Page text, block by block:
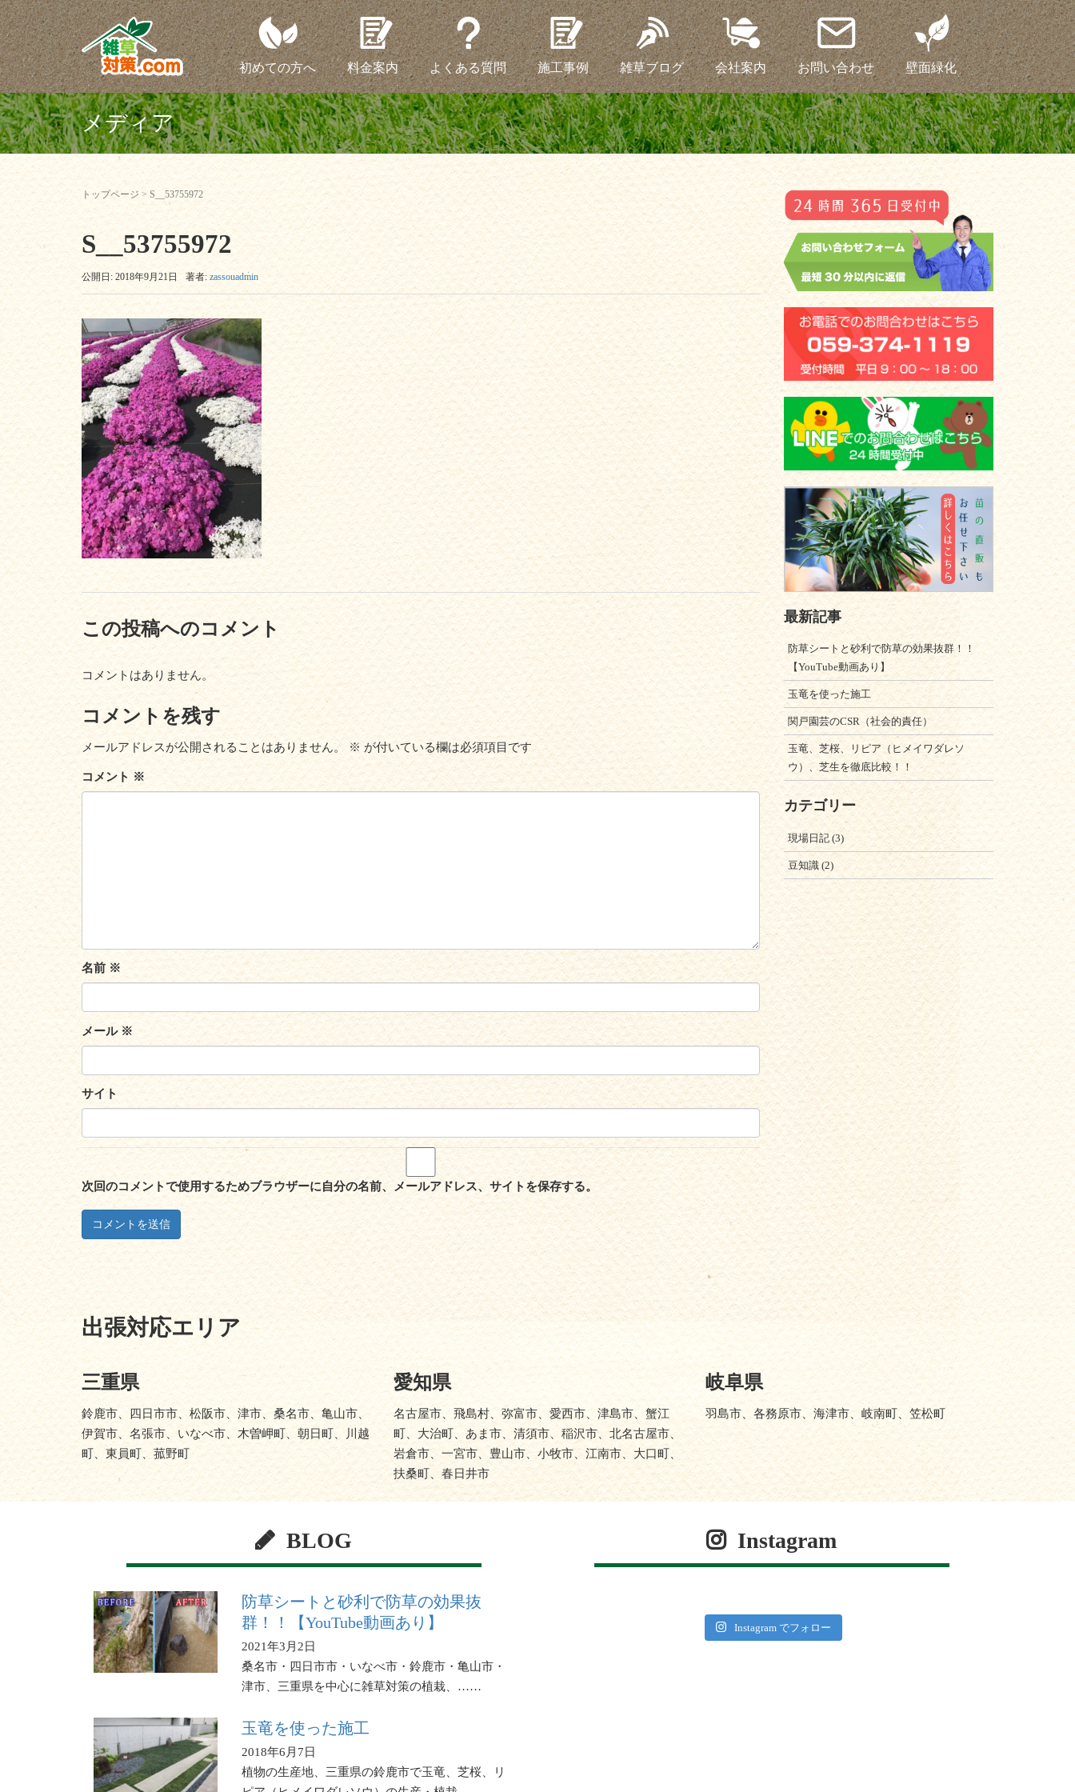
初めての方へ 料金案内 よくある質問 施工事例 雑草ブログ 会社案内 お問い合わせ 壁面緑化
メディア
トップページ > S__53755972
S__53755972
公開日: 2018年9月21日 著者: zassouadmin
この投稿へのコメント
コメントはありません。
コメントを残す
メールアドレスが公開されることはありません。 ※ が付いている欄は必須項目です
コメント※
名前 ※
メール ※
サイト
次回のコメントで使用するためブラウザーに自分の名前、メールアドレス、サイトを保存する。
最新記事
防草シートと砂利で防草の効果抜群！！
【YouTube動画あり】
玉竜を使った施工
関戸園芸のCSR（社会的責任）
玉竜、芝桜、リピア（ヒメイワダレソ
ウ）、芝生を徹底比較！！
カテゴリー
現場日記(3)
豆知識(2)
出張対応エリア
三重県
鈴鹿市、四日市市、松阪市、津市、桑名市、亀山市、
伊賀市、名張市、いなべ市、木曽岬町、朝日町、川越
町、東員町、菰野町
愛知県
名古屋市、飛島村、弥富市、愛西市、津島市、蟹江
町、大治町、あま市、清須市、稲沢市、北名古屋市、
岩倉市、一宮市、豊山市、小牧市、江南市、大口町、
扶桑町、春日井市
岐阜県
羽島市、各務原市、海津市、岐南町、笠松町
BLOG
防草シートと砂利で防草の効果抜
群！！【YouTube動画あり】
2021年3月2日
桑名市・四日市市・いなべ市・鈴鹿市・亀山市・
津市、三重県を中心に雑草対策の植栽、……
玉竜を使った施工
2018年6月7日
植物の生産地、三重県の鈴鹿市で玉竜、芝桜、リ
Instagram
Instagram でフォロー